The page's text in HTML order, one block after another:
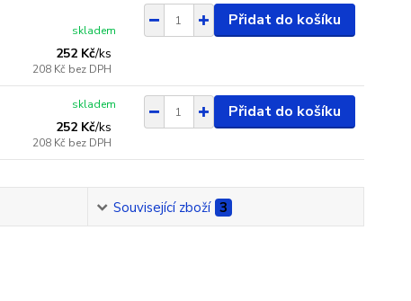
252 Kč/ks
208 Kč bez DPH
skladem
Přidat do košíku
252 Kč/ks
208 Kč bez DPH
skladem Přidat do košíku
Související zboží 3